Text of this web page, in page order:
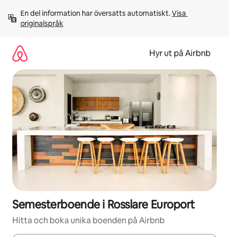
innehåll
En del information har översatts automatiskt. Visa
originalspråk
Hyr ut på Airbnb
Semesterboende i Rosslare Europort
Hitta och boka unika boenden på Airbnb